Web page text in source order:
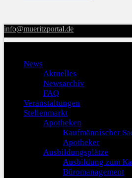
info@mueritzportal.de
News
Aktuelles
Newsarchiv
FAQ
Veranstaltungen
Stellenmarkt
Apotheken
Kaufmännischer
Apotheker
Ausbildungsplätze
Ausbildung zum
Büromanagement